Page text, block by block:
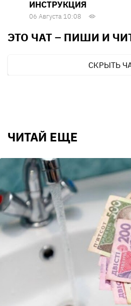
ИНСТРУКЦИЯ
06 Августа 10:08
ЭТО ЧАТ – ПИШИ И
СКРЫТЬ
ЧИТАЙ ЕЩЕ